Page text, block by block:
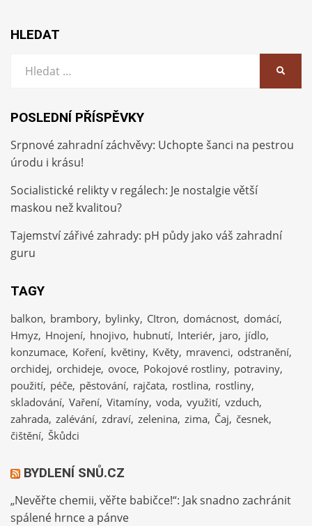
HLEDAT
POSLEDNÍ PŘÍSPĚVKY
Srpnové zahradní záchvěvy: Uchopte šanci na pestrou
úrodu i krásu!
Socialistické relikty v regálech: Je nostalgie větší
maskou než kvalitou?
Tajemství zářivé zahrady: pH půdy jako váš zahradní
guru
TAGY
balkon brambory bylinky CItron domácnost domácí
Hmyz Hnojení hnojivo hubnutí Interiér jaro jídlo
konzumace Koření květiny Květy mravenci odstranění
orchidej orchideje ovoce Pokojové rostliny potraviny
použití péče pěstování rajčata rostlina rostliny
skladování Vaření Vitamíny voda využití vzduch
zahrada zalévání zdraví zelenina zima Čaj česnek
čištění Škůdci
BYDLENÍ SNŮ.CZ
„Nevěřte chemii, věřte babičce!“: Jak snadno zachránit
spálené hrnce a pánve